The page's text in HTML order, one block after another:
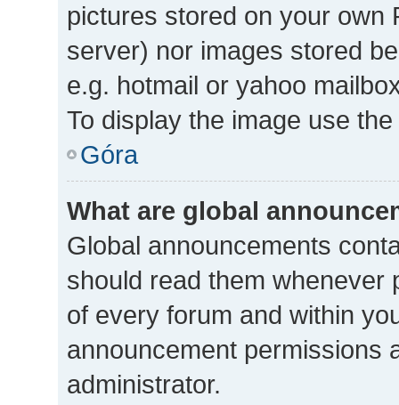
pictures stored on your own
server) nor images stored
e.g. hotmail or yahoo
To display the image use
Góra
What are global
Global announcements
should read them whenever
of every forum and within
announcement permissions
administrator.